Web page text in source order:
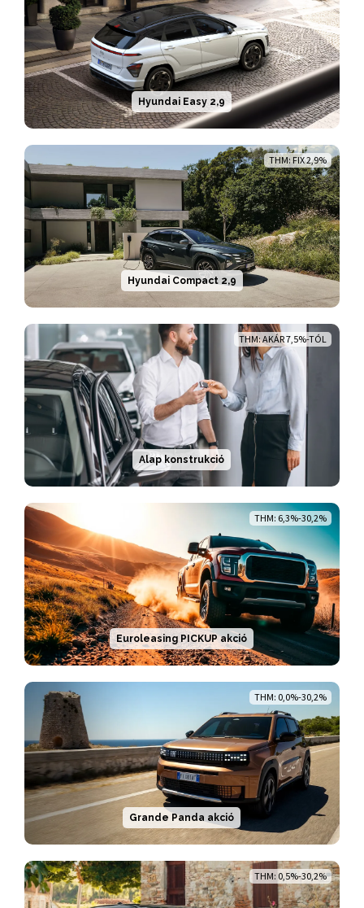
Hyundai Easy 2,9
THM: FIX 2,9%
Hyundai Compact 2,9
THM: AKÁR 7,5%-TÓL
Alap konstrukció
THM: 6,3%-30,2%
Euroleasing PICKUP akció
THM: 0,0%-30,2%
Grande Panda akció
THM: 0,5%-30,2%